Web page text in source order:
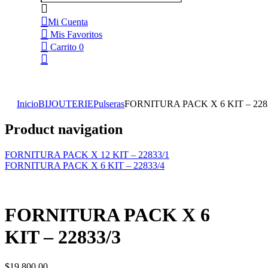
Mi Cuenta
Mis Favoritos
Carrito 0
InicioBIJOUTERIEPulserasFORNITURA PACK X 6 KIT –
Product navigation
FORNITURA PACK X 12 KIT – 22833/1
FORNITURA PACK X 6 KIT – 22833/4
FORNITURA PACK X 6
KIT – 22833/3